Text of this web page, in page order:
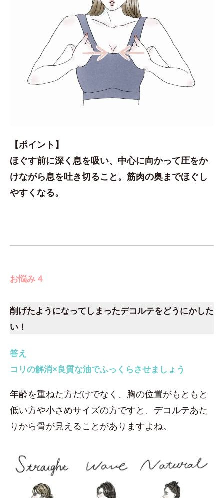
【ポイント】
ほぐす前に深く息を吸い、中心に向かって圧をか
けながら息を吐き切ること。筋肉の奥までほぐし
やすくなる。
お悩み 4
削げたようになってしまったデコルテをどうにかした
い！
答え
コリの解消×良質な油でふっくらさせましょう
年齢を重ねた方だけでなく、胸の位置がもともと
低い方や小さめサイズの方ですと、デコルテあた
りから骨が見えることがありますよね。